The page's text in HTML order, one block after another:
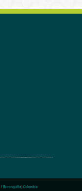
/ Barranquilla, Colombia